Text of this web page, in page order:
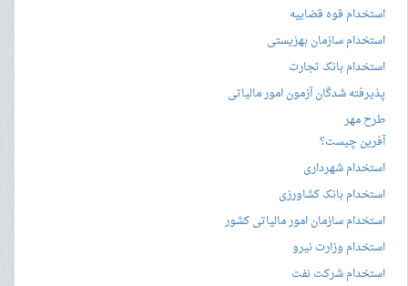
استخدام قوه قضاییه
استخدام سازمان بهزیستی
استخدام بانک تجارت
پذیرفته شدگان آزمون امور مالیاتی
طرح مهر
آفرین چیست؟
استخدام شهرداری
استخدام بانک کشاورزی
استخدام سازمان امور مالیاتی کشور
استخدام وزارت نیرو
استخدام شرکت نفت